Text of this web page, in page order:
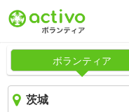
ボランティア